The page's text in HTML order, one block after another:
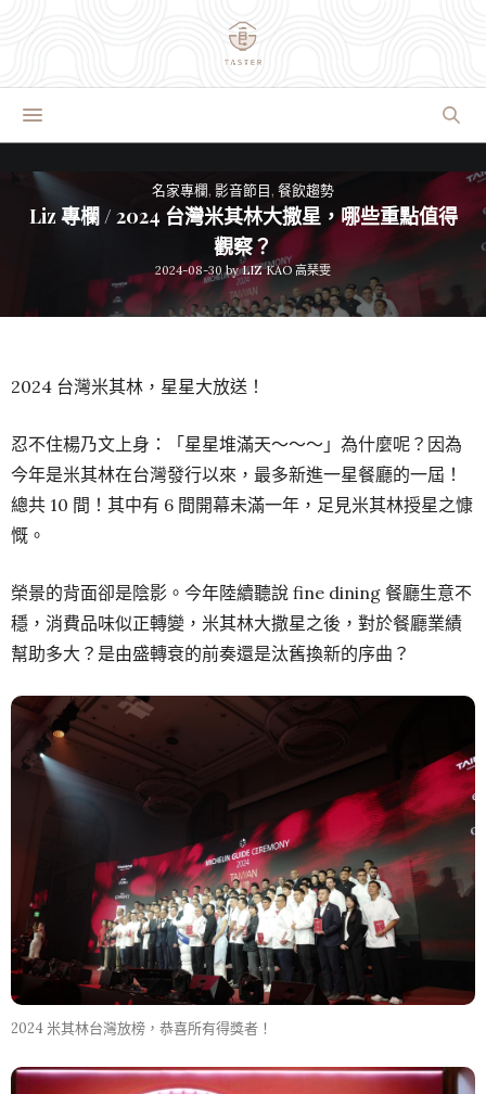
名家專欄, 影音節目, 餐飲趨勢
Liz 專欄 / 2024 台灣米其林大撒星，哪些重點值得
觀察？
2024-08-30 by LIZ KAO 高琹雯
2024 台灣米其林，星星大放送！
忍不住楊乃文上身：「星星堆滿天～～～」為什麼呢？因為
今年是米其林在台灣發行以來，最多新進一星餐廳的一屆！
總共 10 間！其中有 6 間開幕未滿一年，足見米其林授星之慷
慨。
榮景的背面卻是陰影。今年陸續聽說 fine dining 餐廳生意不
穩，消費品味似正轉變，米其林大撒星之後，對於餐廳業績
幫助多大？是由盛轉衰的前奏還是汰舊換新的序曲？
2024 米其林台灣放榜，恭喜所有得獎者！